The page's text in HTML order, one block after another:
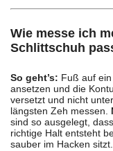
Wie messe ich
Schlittschuh
So geht’s: Fuß auf
ansetzen und die
versetzt und nicht
längsten Zeh messen.
sind so ausgelegt,
richtige Halt entsteht
sauber im Hacken sitzt.